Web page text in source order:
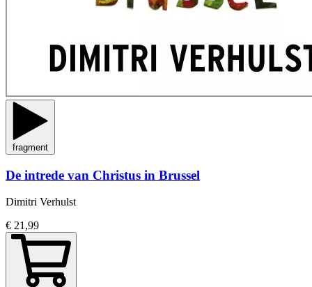
fragment
De intrede van Christus in Brussel
Dimitri Verhulst
€ 21,99